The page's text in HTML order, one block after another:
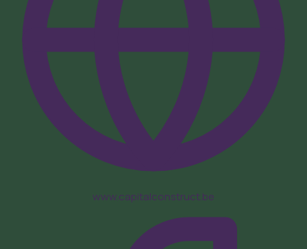
www.capitalconstruct.be